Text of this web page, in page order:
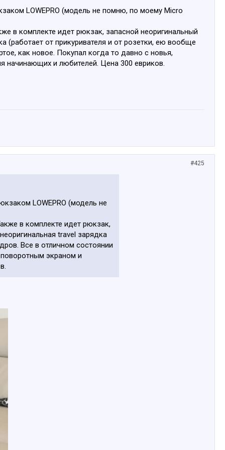
LOWEPRO (модель не помню, по моему Micro
в комплекте идет рюкзак, запасной неоригинальный
(работает от прикуривателя и от розетки, ею вообще
как новое. Покупал когда то давно с новья,
начинающих и любителей. Цена 300 евриков.
#425
LOWEPRO (модель не
в комплекте идет рюкзак,
travel зарядка
Все в отличном состоянии
поворотным экраном и